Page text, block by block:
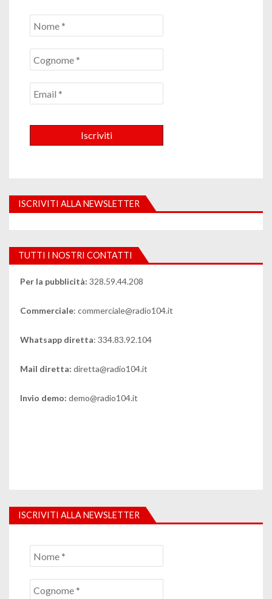
ISCRIVITI ALLA NEWSLETTER
TUTTI I NOSTRI CONTATTI
Per la pubblicità: 328.59.44.208
Commerciale: commerciale@radio104.it
Whatsapp diretta: 334.83.92.104
Mail diretta: diretta@radio104.it
Invio demo: demo@radio104.it
ISCRIVITI ALLA NEWSLETTER